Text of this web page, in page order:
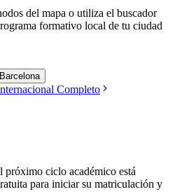
del mapa o utiliza el buscador
formativo local de tu ciudad
Barcelona
Completo
próximo ciclo académico está
para iniciar su matriculación y